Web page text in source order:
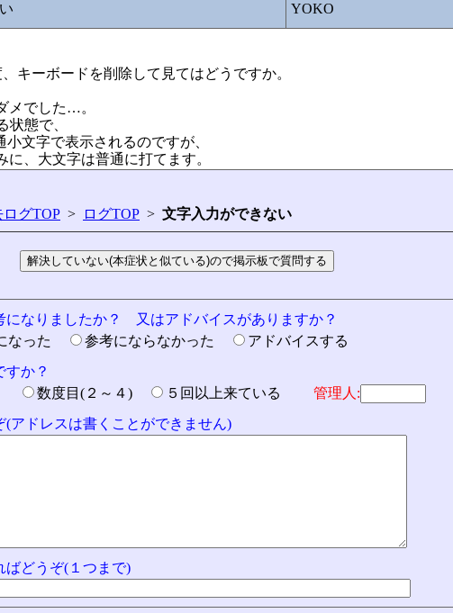
YOKO
キーボードを削除して見てはどうですか。
メでした…。
状態で、
文字で表示されるのですが、
、大文字は普通に打てます。
グTOP > ログTOP > 文字入力ができない
になりましたか？ 又はアドバイスがありますか？
なった 参考にならなかった
アドバイスする
すか？
数度目(２～４) ５回以上来ている 管理人:
(アドレスは書くことができません)
ばどうぞ(１つまで)